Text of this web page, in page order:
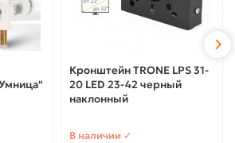
Кронштейн TRONE LPS 31-
20 LЕD 23-42 черный
наклонный
В наличии ✓